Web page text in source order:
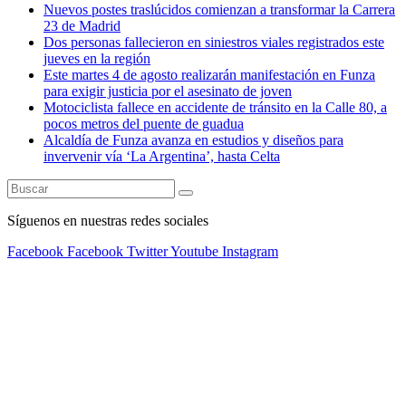
Nuevos postes traslúcidos comienzan a transformar la Carrera
23 de Madrid
Dos personas fallecieron en siniestros viales registrados este
jueves en la región
Este martes 4 de agosto realizarán manifestación en Funza
para exigir justicia por el asesinato de joven
Motociclista fallece en accidente de tránsito en la Calle 80, a
pocos metros del puente de guadua
Alcaldía de Funza avanza en estudios y diseños para
invervenir vía ‘La Argentina’, hasta Celta
Síguenos en nuestras redes sociales
Facebook Facebook TwitterYoutube Instagram